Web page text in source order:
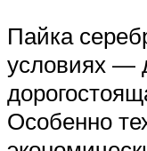
Пайка
условиях —
Особенно